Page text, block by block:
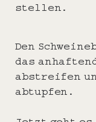
stellen.
Den
das
abstreifen
abtupfen.